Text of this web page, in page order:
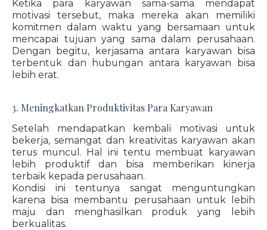
Ketika para karyawan sama-sama mendapat
motivasi tersebut, maka mereka akan memiliki
komitmen dalam waktu yang bersamaan untuk
mencapai tujuan yang sama dalam perusahaan.
Dengan begitu, kerjasama antara karyawan bisa
terbentuk dan hubungan antara karyawan bisa
lebih erat.
3. Meningkatkan Produktivitas Para Karyawan
Setelah mendapatkan kembali motivasi untuk
bekerja, semangat dan kreativitas karyawan akan
terus muncul. Hal ini tentu membuat karyawan
lebih produktif dan bisa memberikan kinerja
terbaik kepada perusahaan.
Kondisi ini tentunya sangat menguntungkan
karena bisa membantu perusahaan untuk lebih
maju dan menghasilkan produk yang lebih
berkualitas.